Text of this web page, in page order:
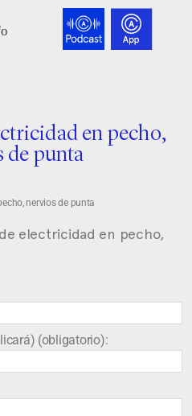
en pecho,
de punta
nervios de punta
electricidad en pecho,
(obligatorio):